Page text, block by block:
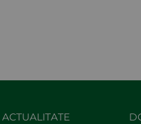
ACTUALITATE